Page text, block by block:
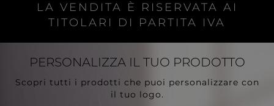
LA VENDITA È RISERVATA AI
TITOLARI DI PARTITA IVA
PERSONALIZZA IL TUO PRODOTTO
Scopri tutti i prodotti che puoi personalizzare con
il tuo logo.